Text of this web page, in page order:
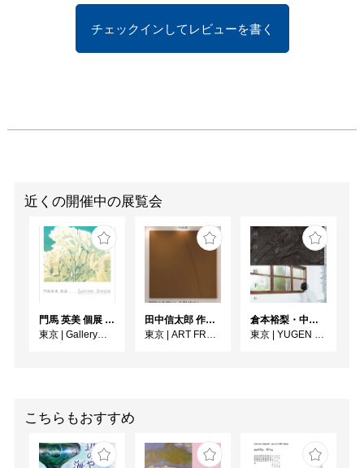
チェックインしてレビューを書く
近くの開催中の展覧会
門馬 英美 個展 Summer Breeze
東京
Gallery子の星
田中信太郎 作品展
東京
ART FRONT GALLERY
倉本裕梨・中川晶子「対岸の眼下に」
東京
YUGEN Gallery
こちらもおすすめ